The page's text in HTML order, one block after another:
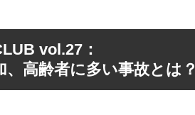
vol.27：
、高齢者に多い事故とは？